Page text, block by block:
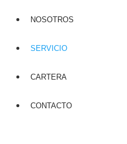
NOSOTROS
SERVICIO
CARTERA
CONTACTO